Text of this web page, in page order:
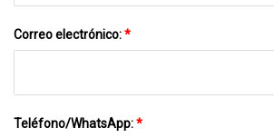
Correo electrónico:*
Teléfono/WhatsApp:*